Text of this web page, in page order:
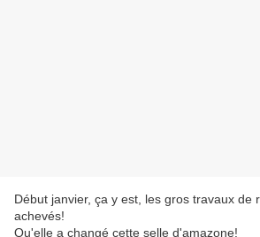
Début janvier, ça y est, les gros travaux de
achevés!
Qu'elle a changé cette selle d'amazone!